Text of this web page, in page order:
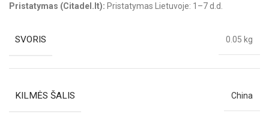
Pristatymas (Citadel.lt): Pristatymas Lietuvoje: 1–7 d.d.
SVORIS 0.05 kg
KILMĖS ŠALIS China